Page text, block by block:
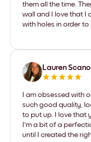
them all the time.
wall and I love that I
with holes in order to
Lauren
I am obsessed with
such good quality,
to put up. I love that
I'm a bit of a
until I created the